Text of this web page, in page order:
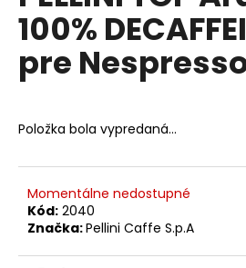
0,0
5
hviezdičiek.
100%
pre
Položka bola vypredaná…
Momentálne nedostupné
Kód: 2040
Značka:Pellini Caffe S.p.A
a
m
e
ESPRESSO
ZRNKOVÁ
KG
€15,90